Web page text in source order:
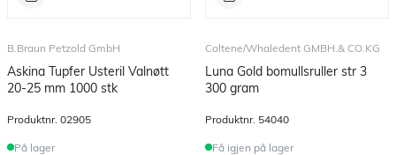
B.Braun Petzold GmbH
Askina Tupfer Usteril Valnøtt
20-25 mm 1000 stk
Produktnr. 02905
På lager
Coltene/Whaledent GMBH.& CO.KG
Luna Gold bomullsruller str 3
300 gram
Produktnr. 54040
Få igjen på lager